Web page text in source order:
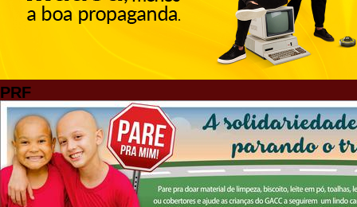
PRF